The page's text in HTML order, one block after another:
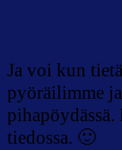
Ja voi kun
pyöräilimme
tiedossa. 🙂